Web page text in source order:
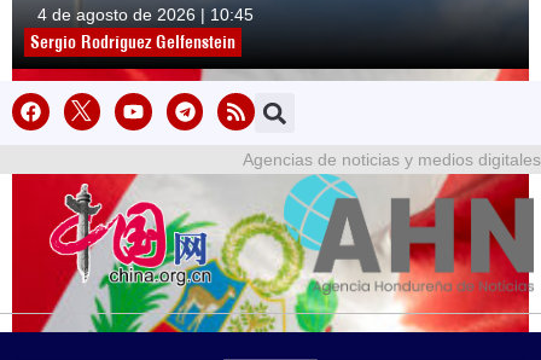
4 de agosto de 2026 | 10:45
Sergio Rodríguez Gelfenstein
Agencias de noticias y medios digitales